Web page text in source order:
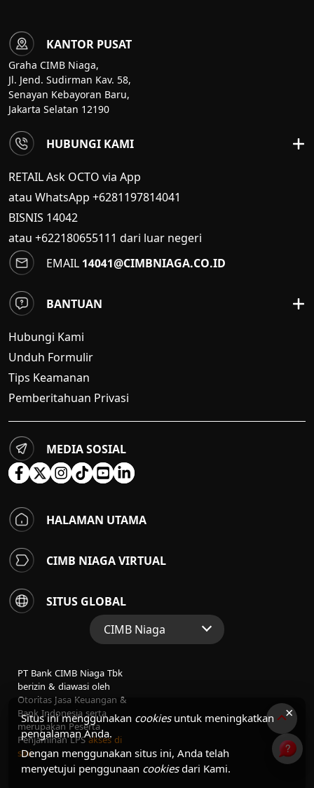
×
Situs ini menggunakan cookiesuntuk meningkatkan
pengalaman Anda.
Dengan menggunakan situs ini, Anda telah
menyetujui penggunaan cookiesdari Kami.
KANTOR PUSAT
Graha CIMB Niaga,
Jl. Jend. Sudirman Kav. 58,
Senayan Kebayoran Baru,
Jakarta Selatan 12190
HUBUNGI KAMI
RETAIL Ask OCTO via App
atau WhatsApp +6281197814041
BISNIS 14042
atau +622180655111 dari luar negeri
EMAIL 14041@CIMBNIAGA.CO.ID
BANTUAN
Hubungi Kami
Unduh Formulir
Tips Keamanan
Pemberitahuan Privasi
MEDIA SOSIAL
HALAMAN UTAMA
CIMB NIAGA VIRTUAL
SITUS GLOBAL
CIMB Niaga
Perbankan Konsumen
Perbankan Syariah
PT Bank CIMB Niaga Tbk
berizin & diawasi oleh
Otoritas Jasa Keuangan &
Bank Indonesia serta
merupakan Peserta
Penjaminan LPSakses di
sini